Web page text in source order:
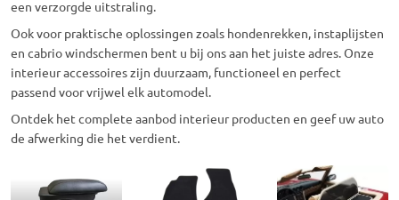
een verzorgde uitstraling.
Ook voor praktische oplossingen zoals hondenrekken, instaplijsten
en cabrio windschermen bent u bij ons aan het juiste adres. Onze
interieur accessoires zijn duurzaam, functioneel en perfect
passend voor vrijwel elk automodel.
Ontdek het complete aanbod interieur producten en geef uw auto
de afwerking die het verdient.